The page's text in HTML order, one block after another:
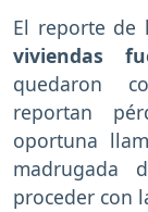
El reporte de
viviendas
quedaron
reportan
oportuna
madrugada
proceder con